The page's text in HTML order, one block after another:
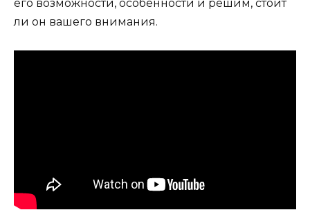
его возможности, особенности и решим, стоит
ли он вашего внимания.